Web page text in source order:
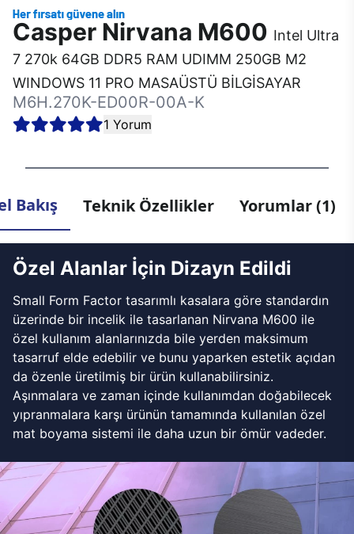
Casper Nirvana M600 Intel Ultra
7 270k 64GB DDR5 RAM UDIMM 250GB M2
WINDOWS 11 PRO MASAÜSTÜ BİLGİSAYAR
M6H.270K-ED00R-00A-K
1 Yorum
Bakış Teknik Özellikler Yorumlar (1)
Özel Alanlar İçin Dizayn Edildi
Small Form Factor tasarımlı kasalara göre standardın
üzerinde bir incelik ile tasarlanan Nirvana M600 ile
özel kullanım alanlarınızda bile yerden maksimum
tasarruf elde edebilir ve bunu yaparken estetik açıdan
da özenle üretilmiş bir ürün kullanabilirsiniz.
Aşınmalara ve zaman içinde kullanımdan doğabilecek
yıpranmalara karşı ürünün tamamında kullanılan özel
mat boyama sistemi ile daha uzun bir ömür vadeder.